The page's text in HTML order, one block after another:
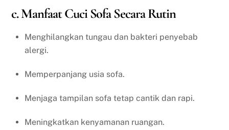
c. Manfaat Cuci Sofa Secara Rutin
Menghilangkan tungau dan bakteri penyebab
alergi.
Memperpanjang usia sofa.
Menjaga tampilan sofa tetap cantik dan rapi.
Meningkatkan kenyamanan ruangan.